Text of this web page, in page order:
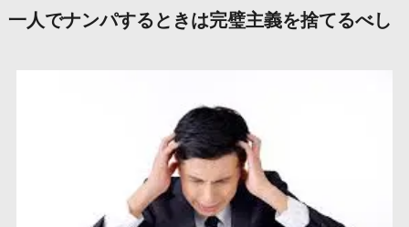
一人でナンパするときは完璧主義を捨てるべし